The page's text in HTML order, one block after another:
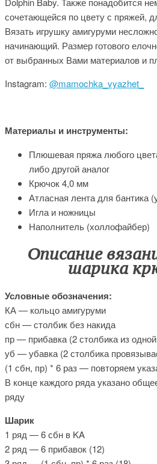
сочетающейся по цвету с пряжей,
Вязать игрушку амигуруми
начинающий. Размер готового
от выбранных Вами материалов и
Instagram: @mamochka_vyazhet_
Материалы и инструменты:
Плюшевая пряжа любого
либо другой аналог
Крючок 4,0 мм
Атласная лента для бантика
Игла и ножницы
Наполнитель (холлофайбер)
Описание
шарика
Условные обозначения:
КА — кольцо амигуруми
сбн — столбик без накида
пр — прибавка (2 столбика из
уб — убавка (2 столбика
(1 сбн, пр) * 6 раз — повторяем
В конце каждого ряда указано
ряду
Шарик
1 ряд — 6 сбн в KA
2 ряд — 6 прибавок (12)